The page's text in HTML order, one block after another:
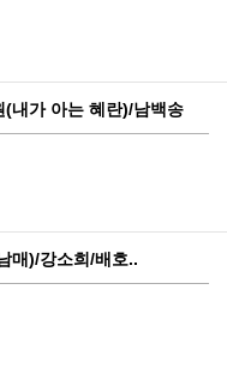
내가 아는 혜란)/남백송
매)/강소희/배호..